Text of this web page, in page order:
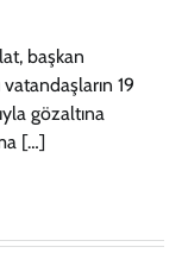
başkan
19
gözaltına
[…]